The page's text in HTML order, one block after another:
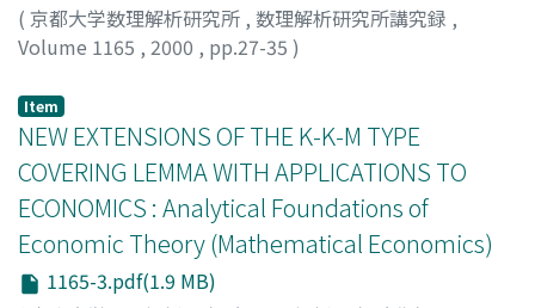
( 京都大学数理解析研究所 , 数理解析研究所講究録 ,
Volume 1165 , 2000 , pp.27-35 )
Item
NEW EXTENSIONS OF THE K-K-M TYPE
COVERING LEMMA WITH APPLICATIONS TO
ECONOMICS : Analytical Foundations of
Economic Theory (Mathematical Economics)
1165-3.pdf(1.9 MB)